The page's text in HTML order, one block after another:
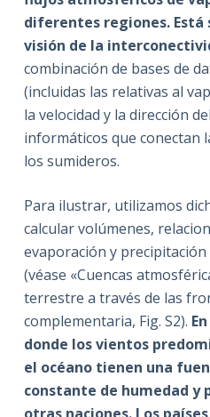
diferentes regiones. Está
visión de la
combinación de bases de
(incluidas las relativas al
la velocidad y la dirección
informáticos que conectan
los sumideros.
Para ilustrar, utilizamos
calcular volúmenes,
evaporación y
(véase «Cuencas
terrestre a través de las
complementaria, Fig. S2).
donde los vientos
el océano tienen una
constante de humedad y